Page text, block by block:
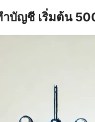
ำบัญชี เริ่มต้น